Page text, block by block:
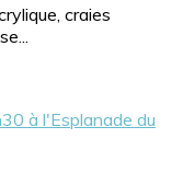
craies